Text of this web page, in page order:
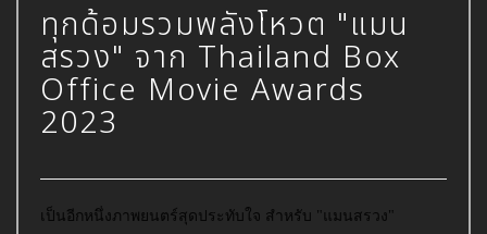
ทุกด้อมรวมพลังโหวต "แมน
สรวง" จาก Thailand Box
Office Movie Awards
2023
เป็นอีกหนึ่งภาพยนตร์สุดประทับใจ สำหรับ "แมนสรวง"